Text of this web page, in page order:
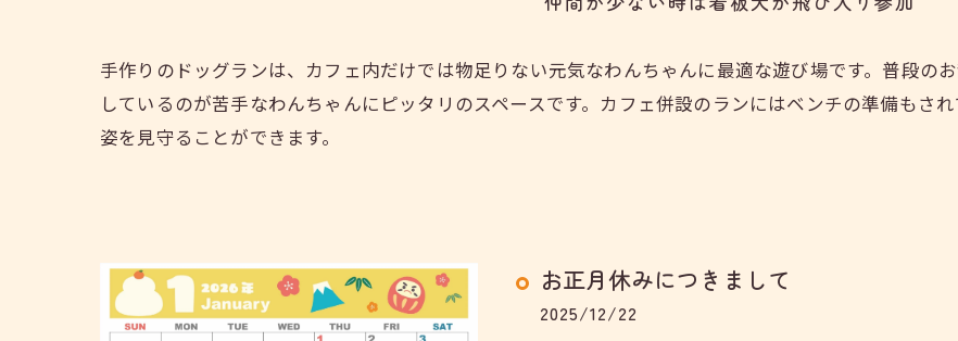
手作りのドッグランは、カフェ内だけでは物足りない元気なわんちゃんに最適な遊び場です。普段の
しているのが苦手なわんちゃんにピッタリのスペースです。カフェ併設のランにはベンチの準備もさ
姿を見守ることができます。
お正月休みにつきまして
2025/12/22